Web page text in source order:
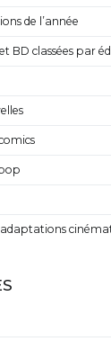
de l’année
BD classées par
adaptations